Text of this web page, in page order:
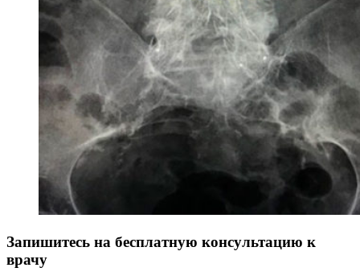
Запишитесь на бесплатную консультацию к
врачу